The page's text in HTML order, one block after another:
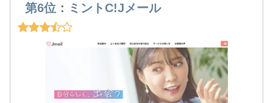
第6位：ミントC!Jメール